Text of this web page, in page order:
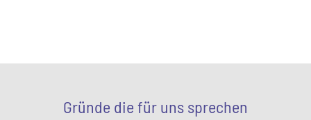
Gründe die für uns sprechen